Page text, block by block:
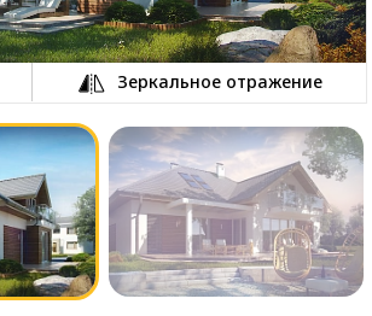
Зеркальное отражение